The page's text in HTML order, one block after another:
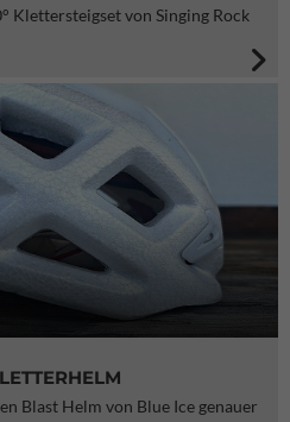
Klettersteigset von Singing Rock
Blast Helm von Blue Ice genauer